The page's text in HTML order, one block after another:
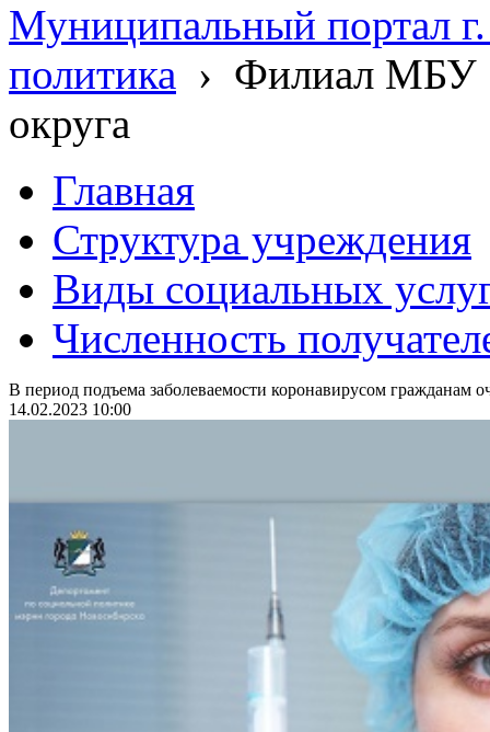
Муниципальный портал
политика › Филиал МБУ
округа
Главная
Структура учреждения
Виды социальных
Численность
В период подъема заболеваемости коронавирусом гражданам
14.02.2023 10:00